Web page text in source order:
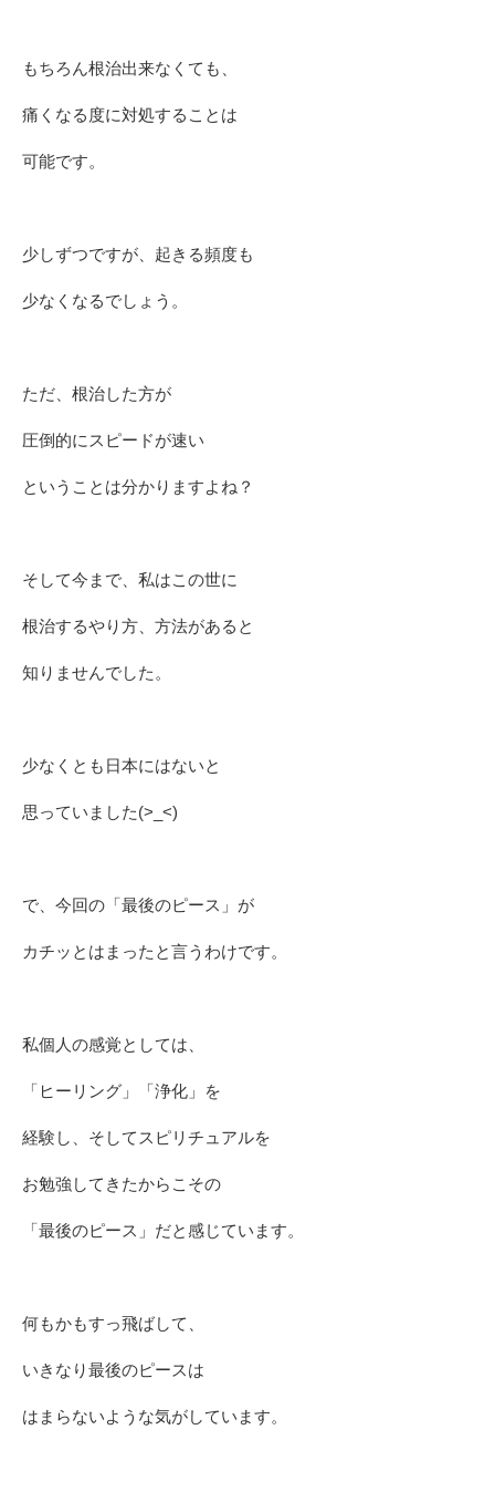
もちろん根治出来なくても、
痛くなる度に対処することは
可能です。
少しずつですが、起きる頻度も
少なくなるでしょう。
ただ、根治した方が
圧倒的にスピードが速い
ということは分かりますよね？
そして今まで、私はこの世に
根治するやり方、方法があると
知りませんでした。
少なくとも日本にはないと
思っていました(>_<)
で、今回の「最後のピース」が
カチッとはまったと言うわけです。
私個人の感覚としては、
「ヒーリング」「浄化」を
経験し、そしてスピリチュアルを
お勉強してきたからこその
「最後のピース」だと感じています。
何もかもすっ飛ばして、
いきなり最後のピースは
はまらないような気がしています。